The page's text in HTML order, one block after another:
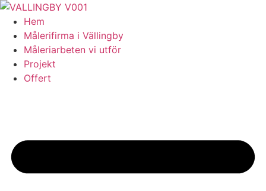
Skip
content
Hem
Målerifirma i Vällingby
Måleriarbeten vi utför
Projekt
Offert